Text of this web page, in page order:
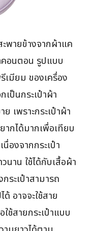
พายข้างจากผ้าแค
อนตอน รูปแบบ
เมียม ของเครื่อง
ป็นกระเป๋าผ้า
เพราะกระเป๋าผ้า
กได้มากเพื่อเทียบ
องจากกระเป๋า
นาน ใช้ได้กับเสื้อผ้า
ระเป๋าสามารถ
อาจจะใช้สาย
ช้สายกระเป๋าแบบ